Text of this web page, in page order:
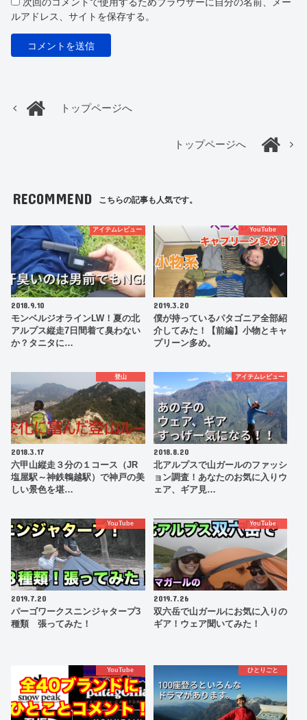
ルアドレス、サイトを保存する。
トップページへ
トップページへ
RECOMMEND こちらの記事も人気です。
アイテムレビュー
2018.9.10
モンベルジオラインLW！夏の北
アルプス縦走7日間着て臭わない
か？タニタに…
YouTube
2019.3.20
僕が持っているパタゴニア全部紹
介してみた！【前編】小物とキャ
プリーン多め。
登山
2018.3.17
六甲山縦走３分の１コース（JR
塩屋駅～神鉄鵯越駅）で神戸の美
しい景色を堪…
アイテムレビュー
2018.8.20
北アルプスで山ガールのファッシ
ョン調査！あなたのお気に入りウ
ェア、ギア見…
YouTube
2019.7.20
パーゴワークスニンジャタープ3
種類 張ってみた！
YouTube
2019.7.26
双六岳で山ガールにお気に入りの
ギア！ウェア聞いてみた！
YouTube ひとりごと